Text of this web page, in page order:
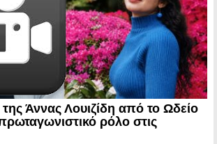
Άννας Λουιζίδη από το Ωδείο
ρόλο στις